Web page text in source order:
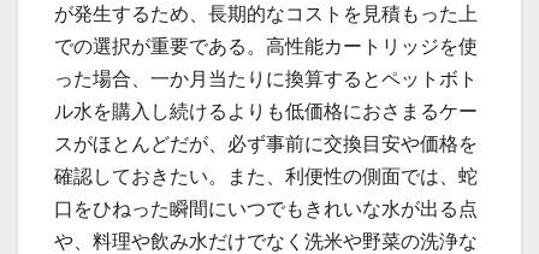
が発生するため、長期的なコストを見積もった上
での選択が重要である。高性能カートリッジを使
った場合、一か月当たりに換算するとペットボト
ル水を購入し続けるよりも低価格におさまるケー
スがほとんどだが、必ず事前に交換目安や価格を
確認しておきたい。また、利便性の側面では、蛇
口をひねった瞬間にいつでもきれいな水が出る点
や、料理や飲み水だけでなく洗米や野菜の洗浄な